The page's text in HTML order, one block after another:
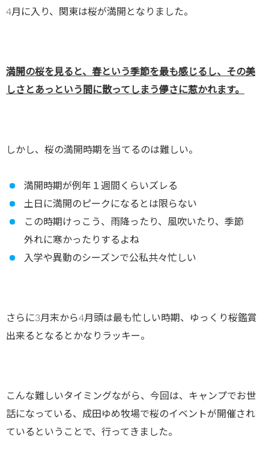
4月に入り、関東は桜が満開となりました。
満開の桜を見ると、春という季節を最も感じるし、その美
しさとあっという間に散ってしまう儚さに惹かれます。
しかし、桜の満開時期を当てるのは難しい。
満開時期が例年１週間くらいズレる
土日に満開のピークになるとは限らない
この時期けっこう、雨降ったり、風吹いたり、季節
外れに寒かったりするよね
入学や異動のシーズンで公私共々忙しい
さらに3月末から4月頭は最も忙しい時期、ゆっくり桜鑑賞
出来るとなるとかなりラッキー。
こんな難しいタイミングながら、今回は、キャンプでお世
話になっている、成田ゆめ牧場で桜のイベントが開催され
ているということで、行ってきました。